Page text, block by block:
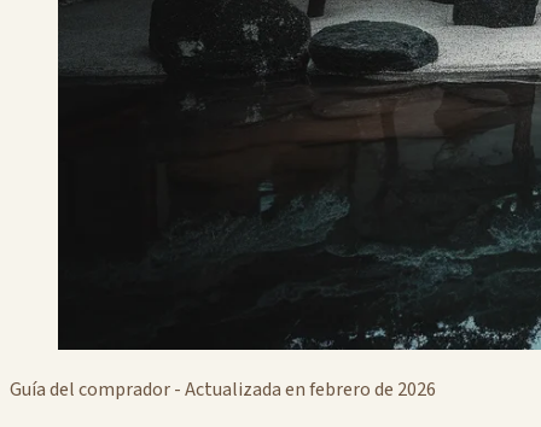
Guía del comprador - Actualizada en febrero de 2026